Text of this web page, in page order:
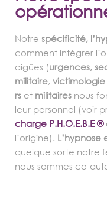
Notre spécificité,
comment intégrer
aigües (urgences,
militaire, victimologie
rs et militaires nous
leur personnel (voir
charge P.H.O.E.B.E ®
l’origine). L’hypnose
quelque sorte notre
nous sommes co-